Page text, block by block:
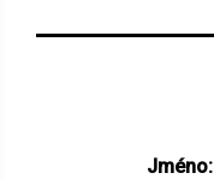
Jméno: